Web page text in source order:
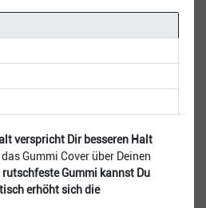
verspricht Dir besseren Halt
Gummi Cover über Deinen
rutschfeste Gummi kannst Du
erhöht sich die